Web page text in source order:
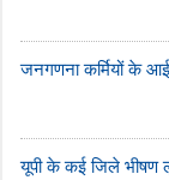
जनगणना कर्मियों के
यूपी के कई जिले भीषण